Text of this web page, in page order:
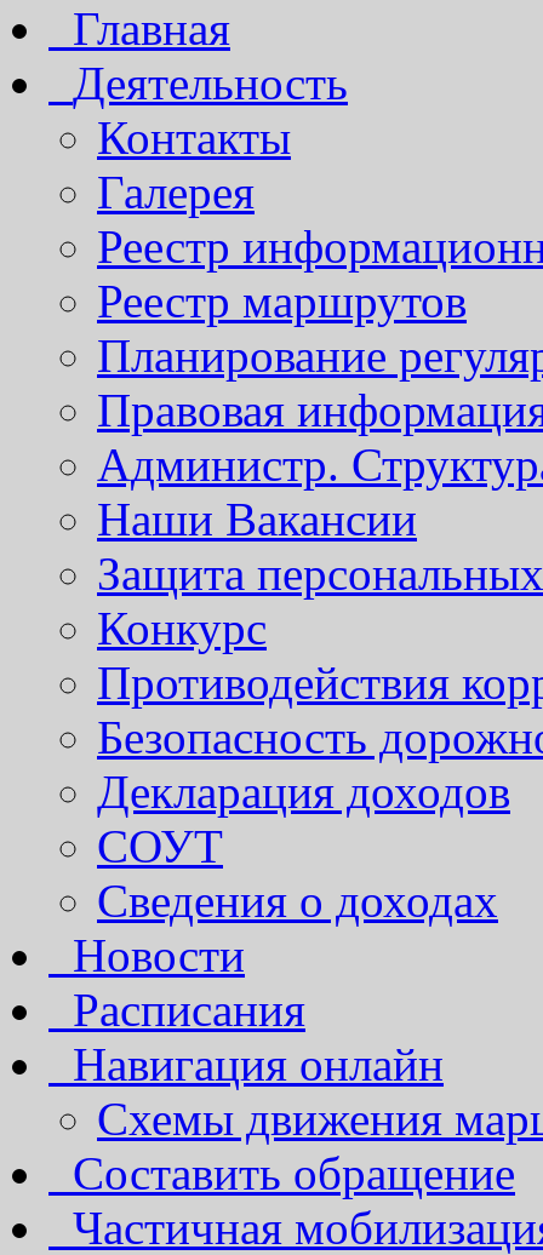
Главная
Деятельность
Контакты
Галерея
Реестр
Реестр маршрутов
Планирование
Правовая
Администр.
Наши Вакансии
Защита
Конкурс
Противодействия
Безопасность
Декларация доходов
СОУТ
Сведения о доходах
Новости
Расписания
Навигация онлайн
Схемы движения
Составить обращение
Частичная